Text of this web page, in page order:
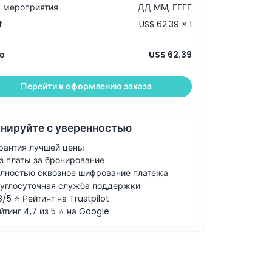
мероприятия
ДД ММ, ГГГГ
US$ 62.39 × 1
US$ 62.39
Перейти к оформлению заказа
с уверенностью
лучшей цены
платы за бронирование
сквозное шифрование платежа
служба поддержки
5 ⭐ Рейтинг на Trustpilot
4,7 из 5 ⭐ на Google